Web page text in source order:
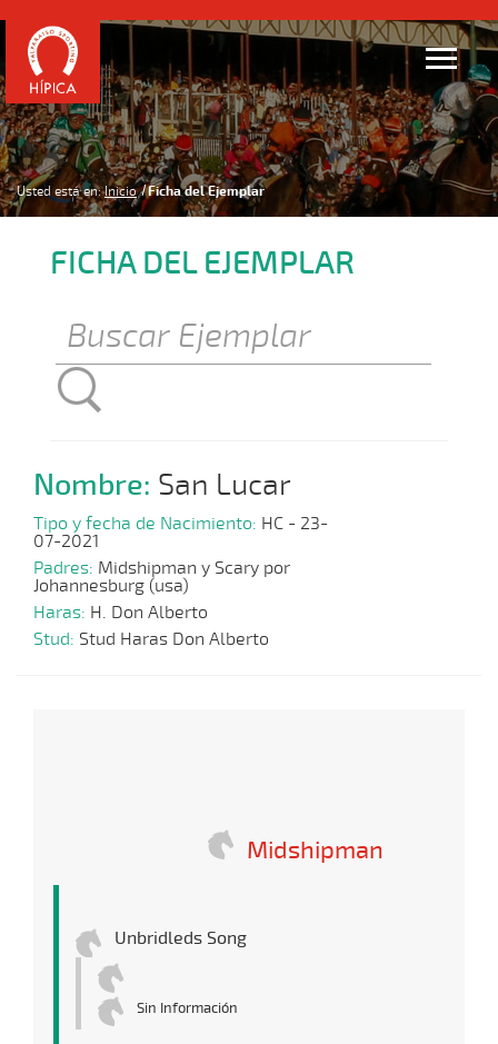
Usted está en: Inicio Ficha del Ejemplar
FICHA DEL EJEMPLAR
Nombre: San Lucar
Tipo y fecha de Nacimiento: HC - 23-
07-2021
Padres: Midshipman y Scary por
Johannesburg (usa)
Haras: H. Don Alberto
Stud: Stud Haras Don Alberto
Midshipman
Unbridleds Song
Sin Información